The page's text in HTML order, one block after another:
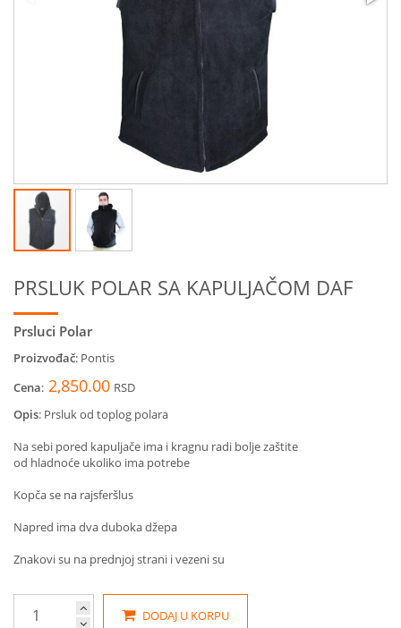
PRSLUK POLAR SA KAPULJAČOM DAF
Prsluci Polar
Proizvođač: Pontis
Cena: 2,850.00 RSD
Opis: Prsluk od toplog polara
Na sebi pored kapuljače ima i kragnu radi bolje zaštite
od hladnoće ukoliko ima potrebe
Kopča se na rajsferšlus
Napred ima dva duboka džepa
Znakovi su na prednjoj strani i vezeni su
DODAJ U KORPU